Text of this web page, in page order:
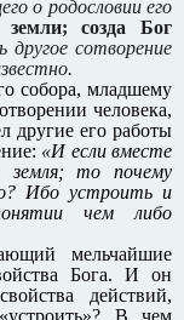
о родословии его
созда Бог
сотворение
собора, младшему
человека,
другие его работы
«И если вместе
земля; то почему
Ибо устроить и
чем либо
мельчайшие
Бога. И он
действий,
В чем